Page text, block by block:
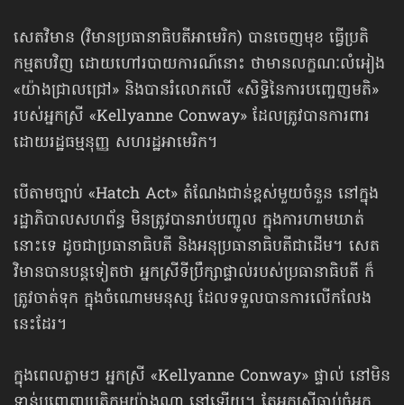
សេតវិមាន (វិមានប្រធានាធិបតីអាមេរិក) បានចេញមុខ ធ្វើប្រតិ
កម្មតបវិញ ដោយហៅរបាយការណ៍នោះ ថាមានលក្ខណៈលំអៀង
«យ៉ាងជ្រាលជ្រៅ» និងបានរំលោភលើ «សិទ្ធិនៃការបញ្ចេញមតិ»
របស់អ្នកស្រី «Kellyanne Conway» ដែលត្រូវបានការពារ
ដោយរដ្ឋធម្មនុញ្ញ សហរដ្ឋអាមេរិក។
បើតាមច្បាប់ «Hatch Act» តំណែងជាន់ខ្ពស់មួយចំនួន នៅក្នុង
រដ្ឋាភិបាលសហព័ន្ធ មិនត្រូវបានរាប់បញ្ចូល ក្នុងការហាមឃាត់
នោះទេ ដូចជាប្រធានាធិបតី និងអនុប្រធានាធិបតីជាដើម។ សេត
វិមានបានបន្តទៀតថា អ្នកស្រីទីប្រឹក្សាផ្ទាល់របស់ប្រធានាធិបតី ក៏
ត្រូវចាត់ទុក ក្នុងចំណោមមនុស្ស ដែលទទួលបានការលើកលែង
នេះដែរ។
ក្នុងពេលភ្លាមៗ អ្នកស្រី «Kellyanne Conway» ផ្ទាល់ នៅមិន